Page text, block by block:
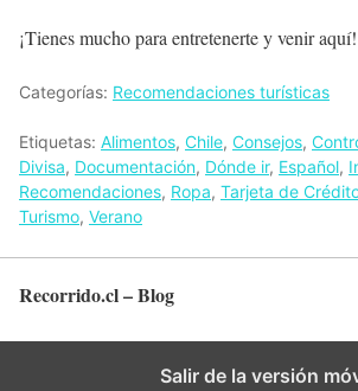
¡Tienes mucho para entretenerte y venir aquí!
Categorías: Recomendaciones turísticas
Etiquetas: Alimentos, Chile, Consejos,
Divisa, Documentación, Dónde ir, Español,
Recomendaciones, Ropa, Tarjeta de
Turismo, Verano
Recorrido.cl – Blog
Salir de la versión